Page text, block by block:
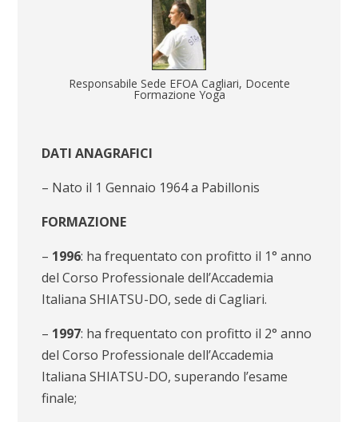
Responsabile Sede EFOA Cagliari, Docente
Formazione Yoga
DATI ANAGRAFICI
– Nato il 1 Gennaio 1964 a Pabillonis
FORMAZIONE
– 1996: ha frequentato con profitto il 1° anno
del Corso Professionale dell’Accademia
Italiana SHIATSU-DO, sede di Cagliari.
– 1997: ha frequentato con profitto il 2° anno
del Corso Professionale dell’Accademia
Italiana SHIATSU-DO, superando l’esame
finale;